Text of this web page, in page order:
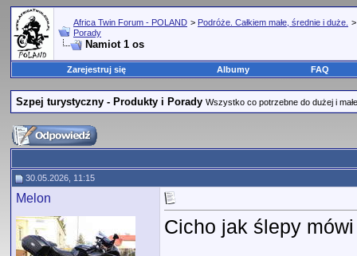
Africa Twin Forum - POLAND > Podróże. Całkiem małe, średnie i duże.
Porady
Namiot 1 os
Zarejestruj się Albumy FAQ
Szpej turystyczny - Produkty i Porady Wszystko co potrzebne do dużej i
30.05.2026, 11:15
Melon
Cicho jak ślepy